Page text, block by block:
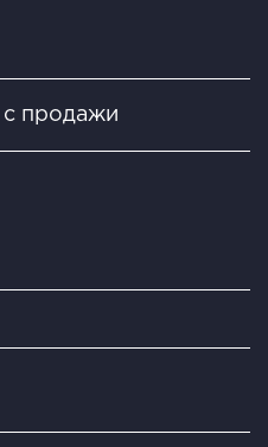
с продажи